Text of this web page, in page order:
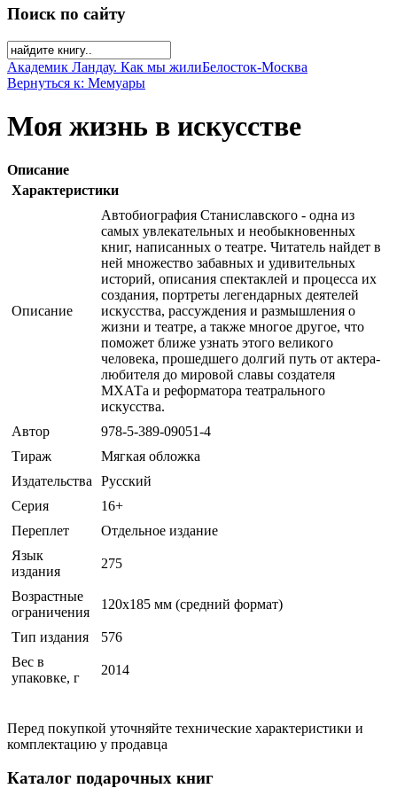
Поиск по сайту
Академик Ландау. Как мы жилиБелосток-Москва
Вернуться к: Мемуары
Моя жизнь в искусстве
Описание
Характеристики
Описание
Автобиография Станиславского - одна из
самых увлекательных и необыкновенных
книг, написанных о театре. Читатель найдет в
ней множество забавных и удивительных
историй, описания спектаклей и процесса их
создания, портреты легендарных деятелей
искусства, рассуждения и размышления о
жизни и театре, а также многое другое, что
поможет ближе узнать этого великого
человека, прошедшего долгий путь от актера-
любителя до мировой славы создателя
МХАТа и реформатора театрального
искусства.
Автор
978-5-389-09051-4
Тираж
Мягкая обложка
Издательства
Русский
Серия
16+
Переплет
Отдельное издание
Язык
издания
275
Возрастные
ограничения
120x185 мм (средний формат)
Тип издания
576
Вес в
упаковке, г
2014
Перед покупкой уточняйте технические характеристики и
комплектацию у продавца
Каталог подарочных книг